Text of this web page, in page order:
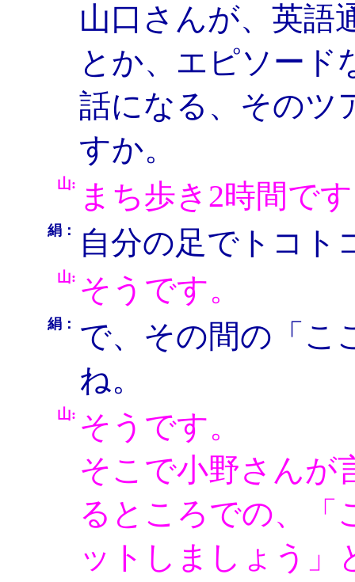
山口さんが、英語
とか、エピソード
話になる、そのツ
すか。
山: まち歩き2時間で
絹： 自分の足でトコト
山: そうです。
絹：
で、その間の「こ
ね。
山: そうです。
そこで小野さんが
るところでの、「
ットしましょう」